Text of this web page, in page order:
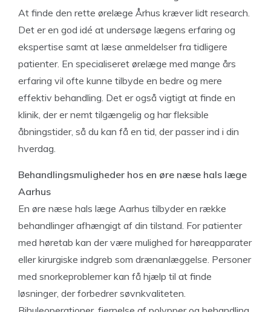
At finde den rette ørelæge Århus kræver lidt research.
Det er en god idé at undersøge lægens erfaring og
ekspertise samt at læse anmeldelser fra tidligere
patienter. En specialiseret ørelæge med mange års
erfaring vil ofte kunne tilbyde en bedre og mere
effektiv behandling. Det er også vigtigt at finde en
klinik, der er nemt tilgængelig og har fleksible
åbningstider, så du kan få en tid, der passer ind i din
hverdag.
Behandlingsmuligheder hos en øre næse hals læge
Aarhus
En øre næse hals læge Aarhus tilbyder en række
behandlinger afhængigt af din tilstand. For patienter
med høretab kan der være mulighed for høreapparater
eller kirurgiske indgreb som drænanlæggelse. Personer
med snorkeproblemer kan få hjælp til at finde
løsninger, der forbedrer søvnkvaliteten.